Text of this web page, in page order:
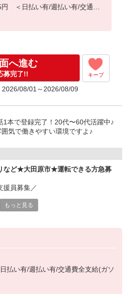
＜日払い有/週払い有/交通費
む)＞
へ進む
募完了!! キープ
2026/08/01～2026/08/09
本で登録完了！20代〜60代活躍中♪
気で働きやすい環境ですよ♪
など★大田原市★運転できる方急募
援員募集／
た介助） など
もお仕事の一つです◎
ので安心してください。
しょう♪
もっと見る
払い有/週払い有/交通費全支給(ガソ